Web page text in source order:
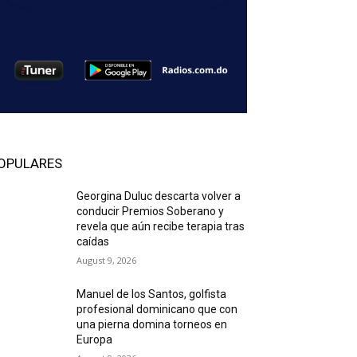
Georgina Duluc descarta volver a
conducir Premios Soberano y
revela que aún recibe terapia tras
caídas
August 9, 2026
Manuel de los Santos, golfista
profesional dominicano que con
una pierna domina torneos en
Europa